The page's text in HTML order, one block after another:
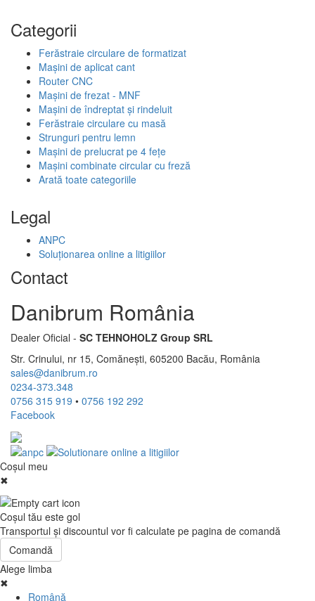
Categorii
Ferăstraie circulare de formatizat
Mașini de aplicat cant
Router CNC
Mașini de frezat - MNF
Mașini de îndreptat și rindeluit
Ferăstraie circulare cu masă
Strunguri pentru lemn
Mașini de prelucrat pe 4 fețe
Mașini combinate circular cu freză
Arată toate categoriile
Legal
ANPC
Soluționarea online a litigiilor
Contact
Danibrum România
Dealer Oficial - SC TEHNOHOLZ Group SRL
Str. Crinului, nr 15, Comănești, 605200 Bacău, România
sales@danibrum.ro
0234-373.348
0756 315 919 • 0756 192 292
Facebook
Coşul meu
✖
Coşul tău este gol
Transportul şi discountul vor fi calculate pe pagina de comandă
Comandă
Alege limba
✖
Română